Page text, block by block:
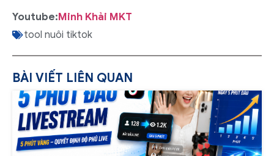
Youtube:Minh Khải MKT
tool nuôi tiktok
BÀI VIẾT LIÊN QUAN